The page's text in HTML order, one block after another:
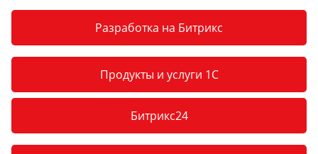
Разработка на Битрикс
Продукты и услуги 1С
Битрикс24